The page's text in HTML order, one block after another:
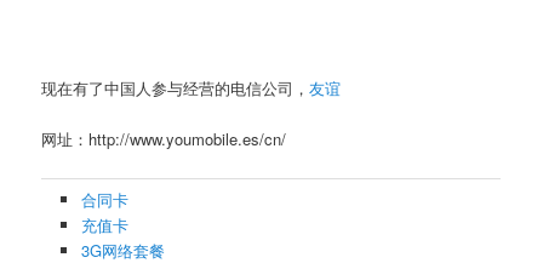
现在有了中国人参与经营的电信公司，友谊
网址：http://www.youmobile.es/cn/
合同卡
充值卡
3G网络套餐